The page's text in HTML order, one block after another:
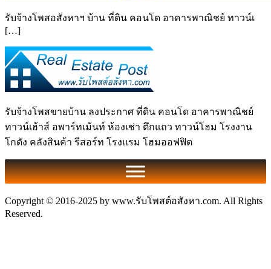
รับจ้างโพสอสังหาฯ บ้าน ที่ดิน คอนโด อาคารพาณิชย์ ทาวน์เ
[…]
รับจ้างโพสขายบ้าน ลงประกาศ ที่ดิน คอนโด อาคารพาณิชย์
ทาวน์เฮ้าส์ อพาร์ทเม้นท์ ห้องเช่า ตึกแถว ทาวน์โฮม โรงงาน
โกดัง คลังสินค้า รีสอร์ท โรงแรม โฮมออฟฟิต
Copyright © 2016-2025 by www.รับโพสต์อสังหา.com. All Rights
Reserved.